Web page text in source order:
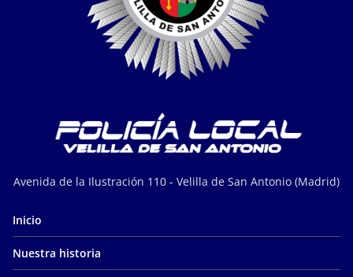
Avenida de la Ilustración 110 - Velilla de San Antonio (Madrid)
Inicio
Nuestra historia